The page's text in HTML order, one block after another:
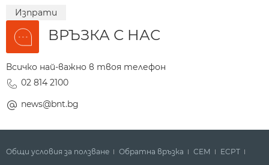
Изпрати
ВРЪЗКА С НАС
Всичко най-важно в твоя телефон
02 814 2100
news@bnt.bg
Общи условия за ползване Обратна връзка СЕМ
ECPT